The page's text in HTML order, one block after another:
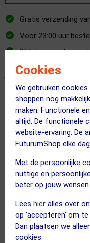
Cookies
We gebruiken
shoppen nog
maken. Functionele
altijd. De functionele
website-ervaring. De
FuturumShop elke
Met de persoonlijke
nuttige en
beter op jouw wensen
Lees hier alles over
op 'accepteren' om te
Dan plaatsen we
cookies.
Gratis verzending
Voor 23:00 uur
365 dagen
← Terug naar
ONZE AANBEVOLEN